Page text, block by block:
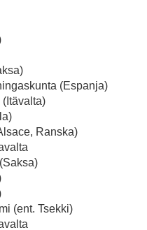
(Espanja)
Ranska)
(ent. Tsekki)